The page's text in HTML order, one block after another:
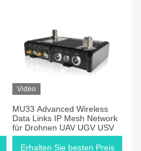
Video
MU33 Advanced Wireless
Data Links IP Mesh Network
für Drohnen UAV UGV USV
Erhalten Sie besten Preis